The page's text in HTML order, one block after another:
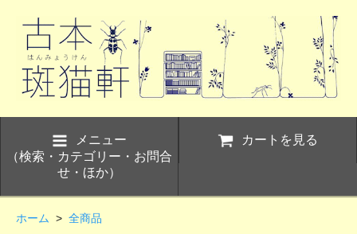
メニュー
（検索・カテゴリー・お問合
せ・ほか）
カートを見る
ホーム > 全商品